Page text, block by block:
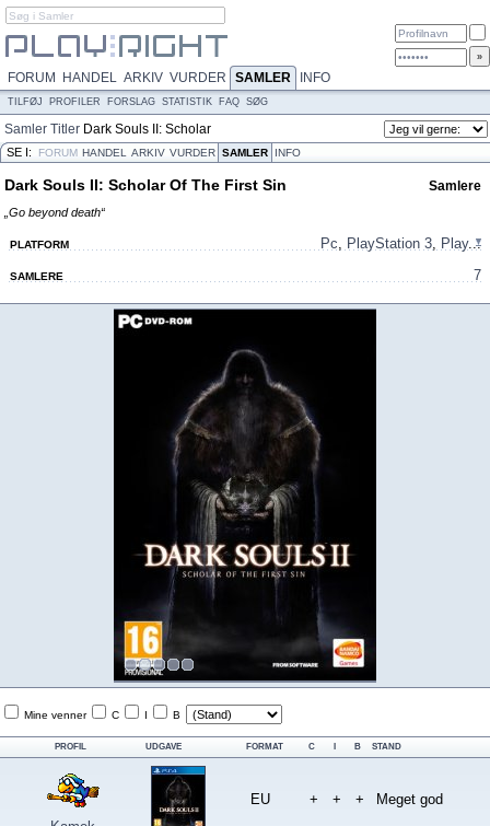
FORUM HANDEL ARKIV VURDER SAMLER INFO
TILFØJ PROFILER FORSLAG STATISTIK FAQ SØG
Samler Titler Dark Souls II: Scholar
Of The First Sin
SE I: FORUM HANDEL ARKIV VURDER SAMLER INFO
Dark Souls II: Scholar Of The First Sin Samlere
„Go beyond death“
PLATFORM Pc, PlayStation 3, Play...
SAMLERE 7
Mine venner C I B
PROFIL UDGAVE FORMAT C B STAND
EU + + + Meget god